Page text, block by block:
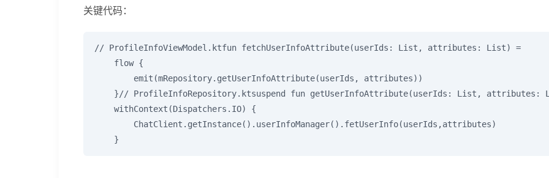
关键代码：
// ProfileInfoViewModel.ktfun fetchUserInfoAttribute(userIds: List , attributes: List) =
flow {
emit(mRepository.getUserInfoAttribute(userIds, attributes))
}// ProfileInfoRepository.ktsuspend fun getUserInfoAttribute(userIds: List , attributes:
withContext(Dispatchers.IO) {
ChatClient.getInstance().userInfoManager().fetUserInfo(userIds,attributes)
}